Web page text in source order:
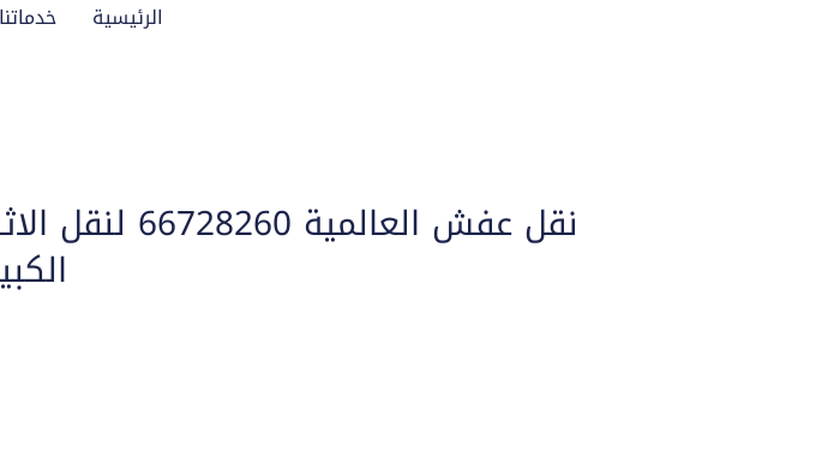
الرئيسية خدماتنا
نقل عفش